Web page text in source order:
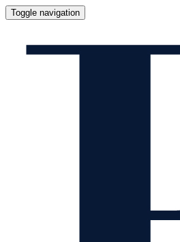
Toggle navigation